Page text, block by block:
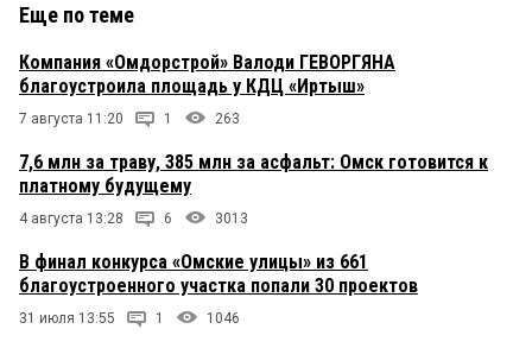
Еще по теме
Компания «Омдорстрой» Валоди ГЕВОРГЯНА
благоустроила площадь у КДЦ «Иртыш»
7 августа 11:20 1 263
7,6 млн за траву, 385 млн за асфальт: Омск готовится к
платному будущему
4 августа 13:28 6 3013
В финал конкурса «Омские улицы» из 661
благоустроенного участка попали 30 проектов
31 июля 13:55 1 1046